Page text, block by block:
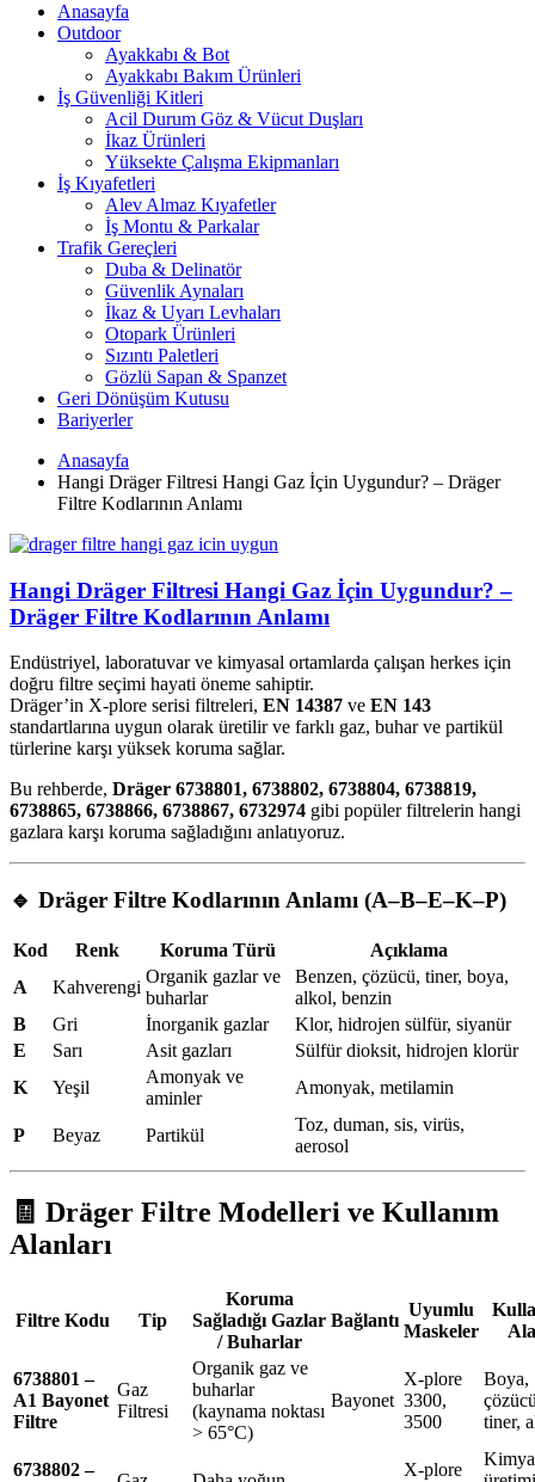
Anasayfa
Outdoor
Ayakkabı & Bot
Ayakkabı Bakım Ürünleri
İş Güvenliği Kitleri
Acil Durum Göz & Vücut Duşları
İkaz Ürünleri
Yüksekte Çalışma Ekipmanları
İş Kıyafetleri
Alev Almaz Kıyafetler
İş Montu & Parkalar
Trafik Gereçleri
Duba & Delinatör
Güvenlik Aynaları
İkaz & Uyarı Levhaları
Otopark Ürünleri
Sızıntı Paletleri
Gözlü Sapan & Spanzet
Geri Dönüşüm Kutusu
Bariyerler
Anasayfa
Hangi Dräger Filtresi Hangi Gaz İçin Uygundur? – Dräger
Filtre Kodlarının Anlamı
Hangi Dräger Filtresi Hangi Gaz İçin Uygundur? –
Dräger Filtre Kodlarının Anlamı
Endüstriyel, laboratuvar ve kimyasal ortamlarda çalışan herkes için
doğru filtre seçimi hayati öneme sahiptir.
Dräger’in X-plore serisi filtreleri, EN 14387 ve EN 143
standartlarına uygun olarak üretilir ve farklı gaz, buhar ve partikül
türlerine karşı yüksek koruma sağlar.
Bu rehberde, Dräger 6738801, 6738802, 6738804, 6738819,
6738865, 6738866, 6738867, 6732974 gibi popüler filtrelerin hangi
gazlara karşı koruma sağladığını anlatıyoruz.
🔹 Dräger Filtre Kodlarının Anlamı (A–B–E–K–P)
Kod Renk Koruma Türü
Açıklama
A
Kahverengi
Organik gazlar ve
buharlar
Benzen, çözücü, tiner, boya,
alkol, benzin
B
Gri İnorganik gazlar
Klor, hidrojen sülfür, siyanür
E
Sarı Asit gazları
Sülfür dioksit, hidrojen klorür
K
Yeşil
Amonyak ve
aminler
Amonyak, metilamin
P Beyaz Partikül
Toz, duman, sis, virüs,
aerosol
🧾 Dräger Filtre Modelleri ve Kullanım
Alanları
Filtre Kodu Tip
Koruma
Sağladığı Gazlar
/ Buharlar
Bağlantı
Uyumlu
Maskeler
6738801 –
A1 Bayonet
Filtre
Gaz
Filtresi
Organik gaz ve
buharlar
(kaynama noktası
> 65°C)
Bayonet
X-plore
3300,
3500
Boya,
tiner,
6738802 –
X-plore
Kimya